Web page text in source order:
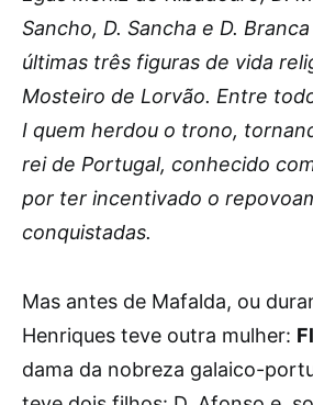
Sancho, D. Sancha e D.
últimas três figuras de vida
Mosteiro de Lorvão. Entre
I quem herdou o trono,
rei de Portugal, conhecido
por ter incentivado o
conquistadas.
Mas antes de Mafalda, ou
Henriques teve outra mulher:
dama da nobreza galaico-